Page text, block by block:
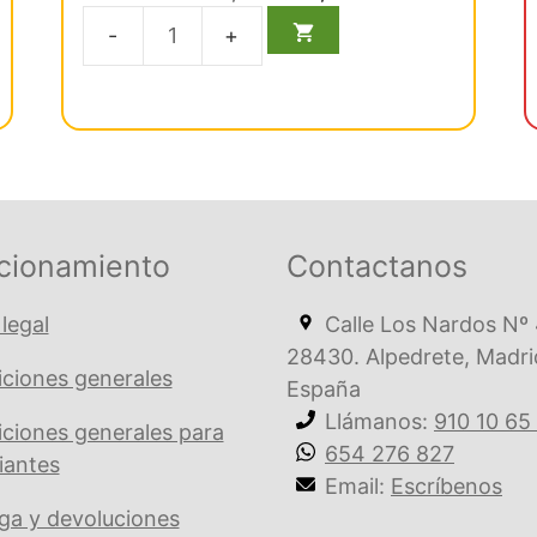
5
precio
original
generales
generales para
y devoluciones
Contactanos
Calle Los Nardos Nº
28430. Alpedrete,
España
Llámanos: 910 10 65
654 276 827
Email: Escríbenos